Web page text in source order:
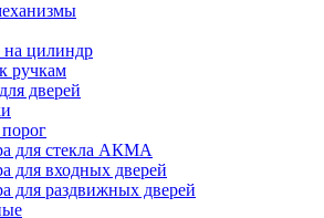
на цилиндр
ручкам
дверей
для стекла АКМА
для входных дверей
для раздвижных дверей